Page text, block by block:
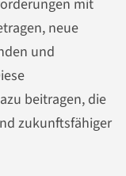
mit
neue
und
beitragen, die
zukunftsfähiger